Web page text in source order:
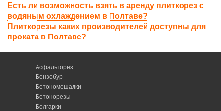
Есть ли возможность взять в аренду плиткорез с
водяным охлаждением в Полтаве?
Плиткорезы каких производителей доступны для
проката в Полтаве?
Асфальторез
Бензобур
Бетономешалки
Бетонорезы
Болгарки